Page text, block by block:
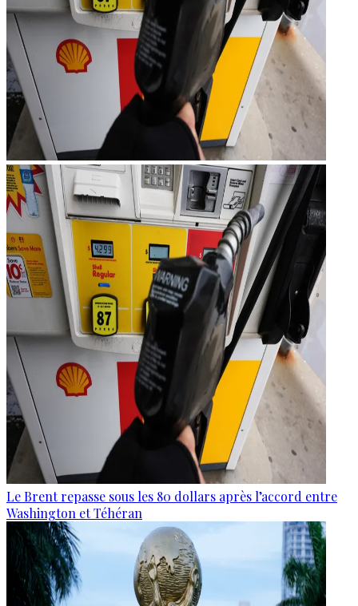
Le Brent repasse sous les 80 dollars après l’accord entre
Washington et Téhéran